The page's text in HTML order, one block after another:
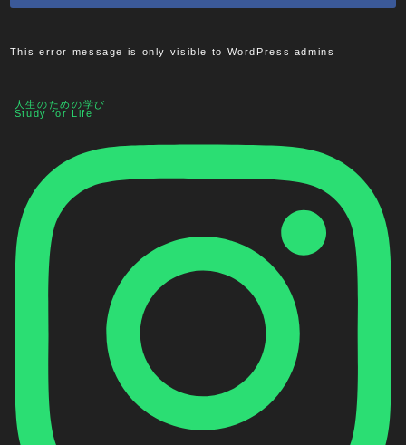
This error message is only visible to WordPress admins
人生のための学び
Study for Life